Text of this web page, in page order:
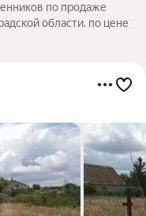
по продаже
области. по цене